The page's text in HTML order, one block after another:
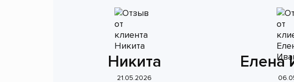
Никита
21.05.2026
Елена